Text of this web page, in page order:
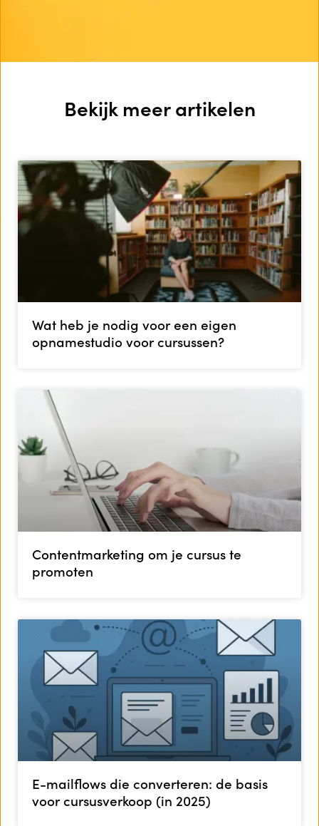
Bekijk meer artikelen
Wat heb je nodig voor een eigen
opnamestudio voor cursussen?
Contentmarketing om je cursus te
promoten
E-mailflows die converteren: de basis
voor cursusverkoop (in 2025)